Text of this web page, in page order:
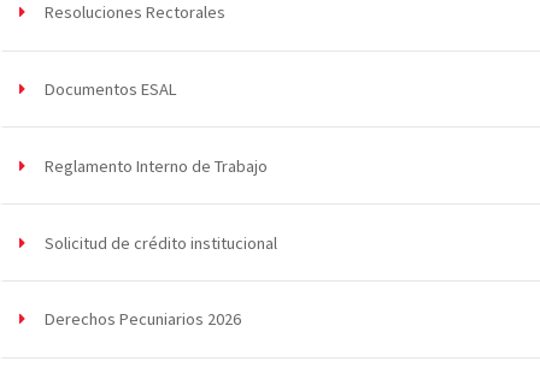
Resoluciones Rectorales
Documentos ESAL
Reglamento Interno de Trabajo
Solicitud de crédito institucional
Derechos Pecuniarios 2026